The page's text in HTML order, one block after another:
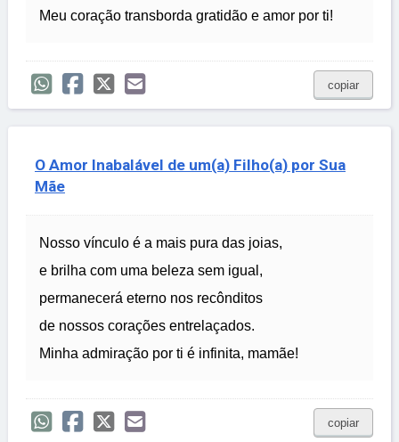
Meu coração transborda gratidão e amor por ti!
copiar
O Amor Inabalável de um(a) Filho(a) por Sua
Mãe
Nosso vínculo é a mais pura das joias,
e brilha com uma beleza sem igual,
permanecerá eterno nos recônditos
de nossos corações entrelaçados.
Minha admiração por ti é infinita, mamãe!
copiar